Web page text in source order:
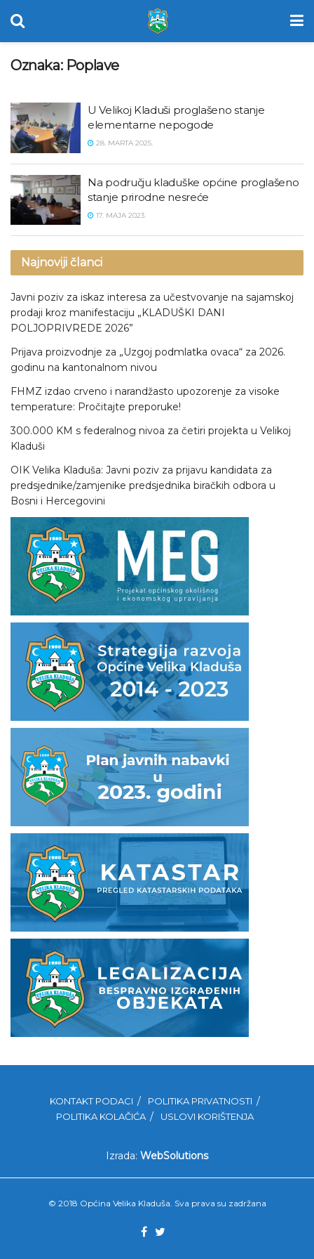
Oznaka: Poplave
U Velikoj Kladuši proglašeno stanje
elementarne nepogode
28. MARTA 2025.
Na području kladuške općine proglašeno
stanje prirodne nesreće
17. MAJA 2023.
Najnoviji članci
Javni poziv za iskaz interesa za učestvovanje na sajamskoj
prodaji kroz manifestaciju „KLADUŠKI DANI
POLJOPRIVREDE 2026”
Prijava proizvodnje za „Uzgoj podmlatka ovaca“ za 2026.
godinu na kantonalnom nivou
FHMZ izdao crveno i narandžasto upozorenje za visoke
temperature: Pročitajte preporuke!
300.000 KM s federalnog nivoa za četiri projekta u Velikoj
Kladuši
OIK Velika Kladuša: Javni poziv za prijavu kandidata za
predsjednike/zamjenike predsjednika biračkih odbora u
Bosni i Hercegovini
KONTAKT PODACI
POLITIKA PRIVATNOSTI
POLITIKA KOLAČIĆA
USLOVI KORIŠTENJA
Izrada: WebSolutions
© 2018 Općina Velika Kladuša. Sva prava su zadržana